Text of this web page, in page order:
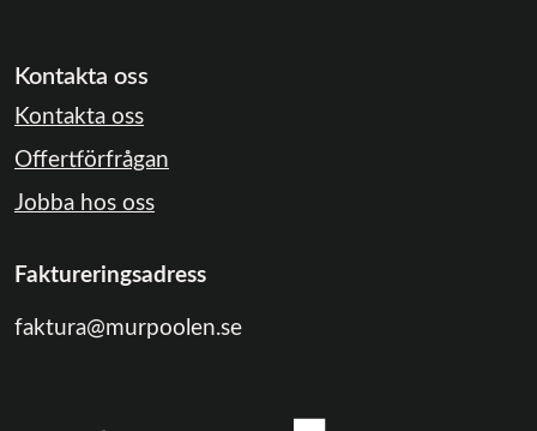
Kontakta oss
Kontakta oss
Offertförfrågan
Jobba hos oss
Faktureringsadress
faktura@murpoolen.se